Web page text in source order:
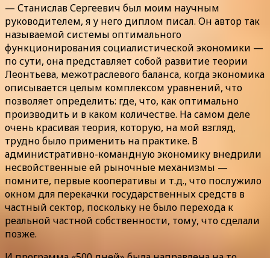
— Станислав Сергеевич был моим научным
руководителем, я у него диплом писал. Он автор так
называемой системы оптимального
функционирования социалистической экономики —
по сути, она представляет собой развитие теории
Леонтьева, межотраслевого баланса, когда экономика
описывается целым комплексом уравнений, что
позволяет определить: где, что, как оптимально
производить и в каком количестве. На самом деле
очень красивая теория, которую, на мой взгляд,
трудно было применить на практике. В
административно-командную экономику внедрили
несвойственные ей рыночные механизмы —
помните, первые кооперативы и т.д., что послужило
окном для перекачки государственных средств в
частный сектор, поскольку не было перехода к
реальной частной собственности, тому, что сделали
позже.